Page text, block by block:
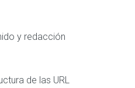
y redacción
de las URL